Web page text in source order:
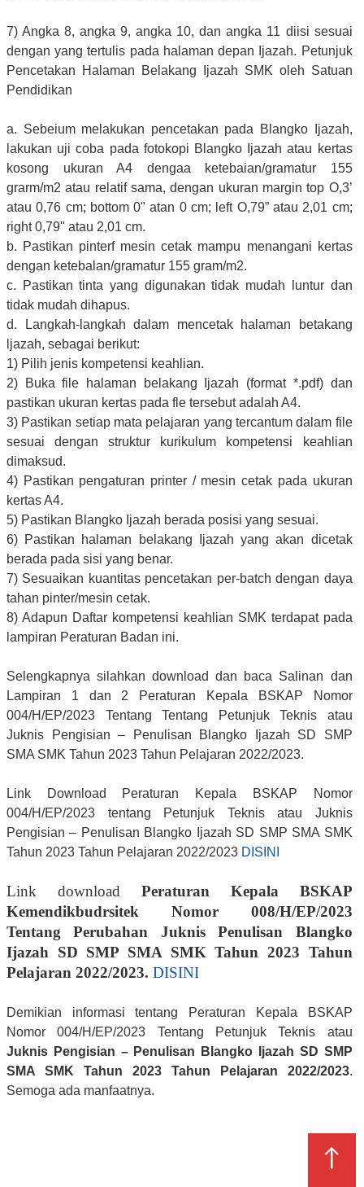
7) Angka 8, angka 9, angka 10, dan angka 11 diisi sesuai
dengan yang tertulis pada halaman depan Ijazah. Petunjuk
Pencetakan Halaman Belakang Ijazah SMK oleh Satuan
Pendidikan
a. Sebeium melakukan pencetakan pada Blangko Ijazah,
lakukan uji coba pada fotokopi Blangko Ijazah atau kertas
kosong ukuran A4 dengaa ketebaian/gramatur 155
grarm/m2 atau relatif sama, dengan ukuran margin top O,3’
atau 0,76 cm; bottom 0" atan 0 cm; left O,79” atau 2,01 cm;
right 0,79" atau 2,01 cm.
b. Pastikan pinterf mesin cetak mampu menangani kertas
dengan ketebalan/gramatur 155 gram/m2.
c. Pastikan tinta yang digunakan tidak mudah luntur dan
tidak mudah dihapus.
d. Langkah-langkah dalam mencetak halaman betakang
ljazah, sebagai berikut:
1) Pilih jenis kompetensi keahlian.
2) Buka file halaman belakang Ijazah (format *.pdf) dan
pastikan ukuran kertas pada fle tersebut adalah A4.
3) Pastikan setiap mata pelajaran yang tercantum dalam file
sesuai dengan struktur kurikulum kompetensi keahlian
dimaksud.
4) Pastikan pengaturan printer / mesin cetak pada ukuran
kertas A4.
5) Pastikan Blangko Ijazah berada posisi yang sesuai.
6) Pastikan halaman belakang Ijazah yang akan dicetak
berada pada sisi yang benar.
7) Sesuaikan kuantitas pencetakan per-batch dengan daya
tahan pinter/mesin cetak.
8) Adapun Daftar kompetensi keahlian SMK terdapat pada
lampiran Peraturan Badan ini.
Selengkapnya silahkan download dan baca Salinan dan
Lampiran 1 dan 2 Peraturan Kepala BSKAP Nomor
004/H/EP/2023 Tentang Tentang Petunjuk Teknis atau
Juknis Pengisian – Penulisan Blangko Ijazah SD SMP
SMA SMK Tahun 2023 Tahun Pelajaran 2022/2023.
Link Download Peraturan Kepala BSKAP Nomor
004/H/EP/2023 tentang Petunjuk Teknis atau Juknis
Pengisian – Penulisan Blangko Ijazah SD SMP SMA SMK
Tahun 2023 Tahun Pelajaran 2022/2023 DISINI
Link download Peraturan Kepala BSKAP
Kemendikbudrsitek Nomor 008/H/EP/2023
Tentang Perubahan Juknis Penulisan Blangko
Ijazah SD SMP SMA SMK Tahun 2023 Tahun
Pelajaran 2022/2023. DISINI
Demikian informasi tentang Peraturan Kepala BSKAP
Nomor 004/H/EP/2023 Tentang Petunjuk Teknis atau
Juknis Pengisian – Penulisan Blangko Ijazah SD SMP
SMA SMK Tahun 2023 Tahun Pelajaran 2022/2023.
Semoga ada manfaatnya.
↑